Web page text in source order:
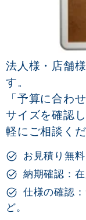
法人様・店舗
す。
「予算に合わ
サイズを確認
軽にご相談くだ
お見積り無
納期確認：
仕様の確認
ど。